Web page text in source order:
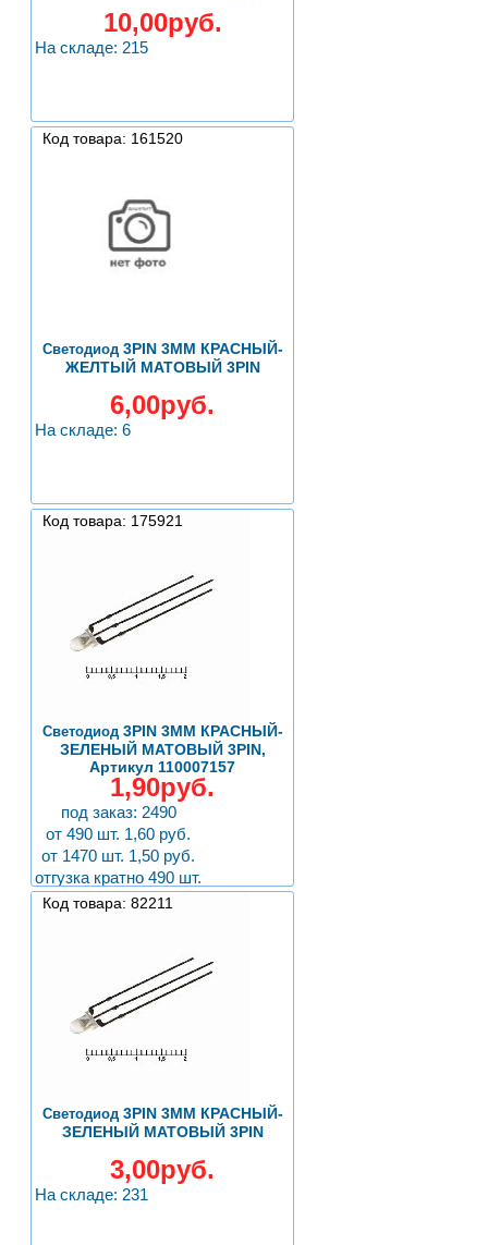
10,00руб.
На складе: 215
Код товара: 161520
Светодиод3PIN 3ММ КРАСНЫЙ-
ЖЕЛТЫЙ МАТОВЫЙ 3PIN
6,00руб.
На складе: 6
Код товара: 175921
Светодиод3PIN 3ММ КРАСНЫЙ-
ЗЕЛЕНЫЙ МАТОВЫЙ 3PIN,
Артикул 110007157
1,90руб.
под заказ: 2490
от 490 шт. 1,60 руб.
от 1470 шт. 1,50 руб.
отгузка кратно 490 шт.
Код товара: 82211
Светодиод3PIN 3ММ КРАСНЫЙ-
ЗЕЛЕНЫЙ МАТОВЫЙ 3PIN
3,00руб.
На складе: 231